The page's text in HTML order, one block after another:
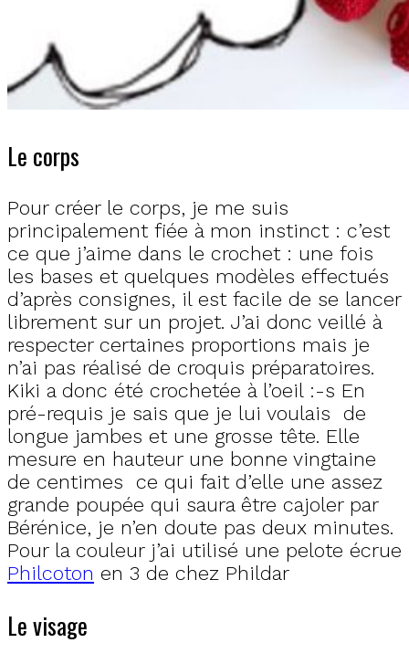
Le corps
Pour créer le corps, je me suis
principalement fiée à mon instinct : c’est
ce que j’aime dans le crochet : une fois
les bases et quelques modèles effectués
d’après consignes, il est facile de se lancer
librement sur un projet. J’ai donc veillé à
respecter certaines proportions mais je
n’ai pas réalisé de croquis préparatoires.
Kiki a donc été crochetée à l’oeil :-s En
pré-requis je sais que je lui voulais de
longue jambes et une grosse tête. Elle
mesure en hauteur une bonne vingtaine
de centimes ce qui fait d’elle une assez
grande poupée qui saura être cajoler par
Bérénice, je n’en doute pas deux minutes.
Pour la couleur j’ai utilisé une pelote écrue
Philcoton en 3 de chez Phildar
Le visage